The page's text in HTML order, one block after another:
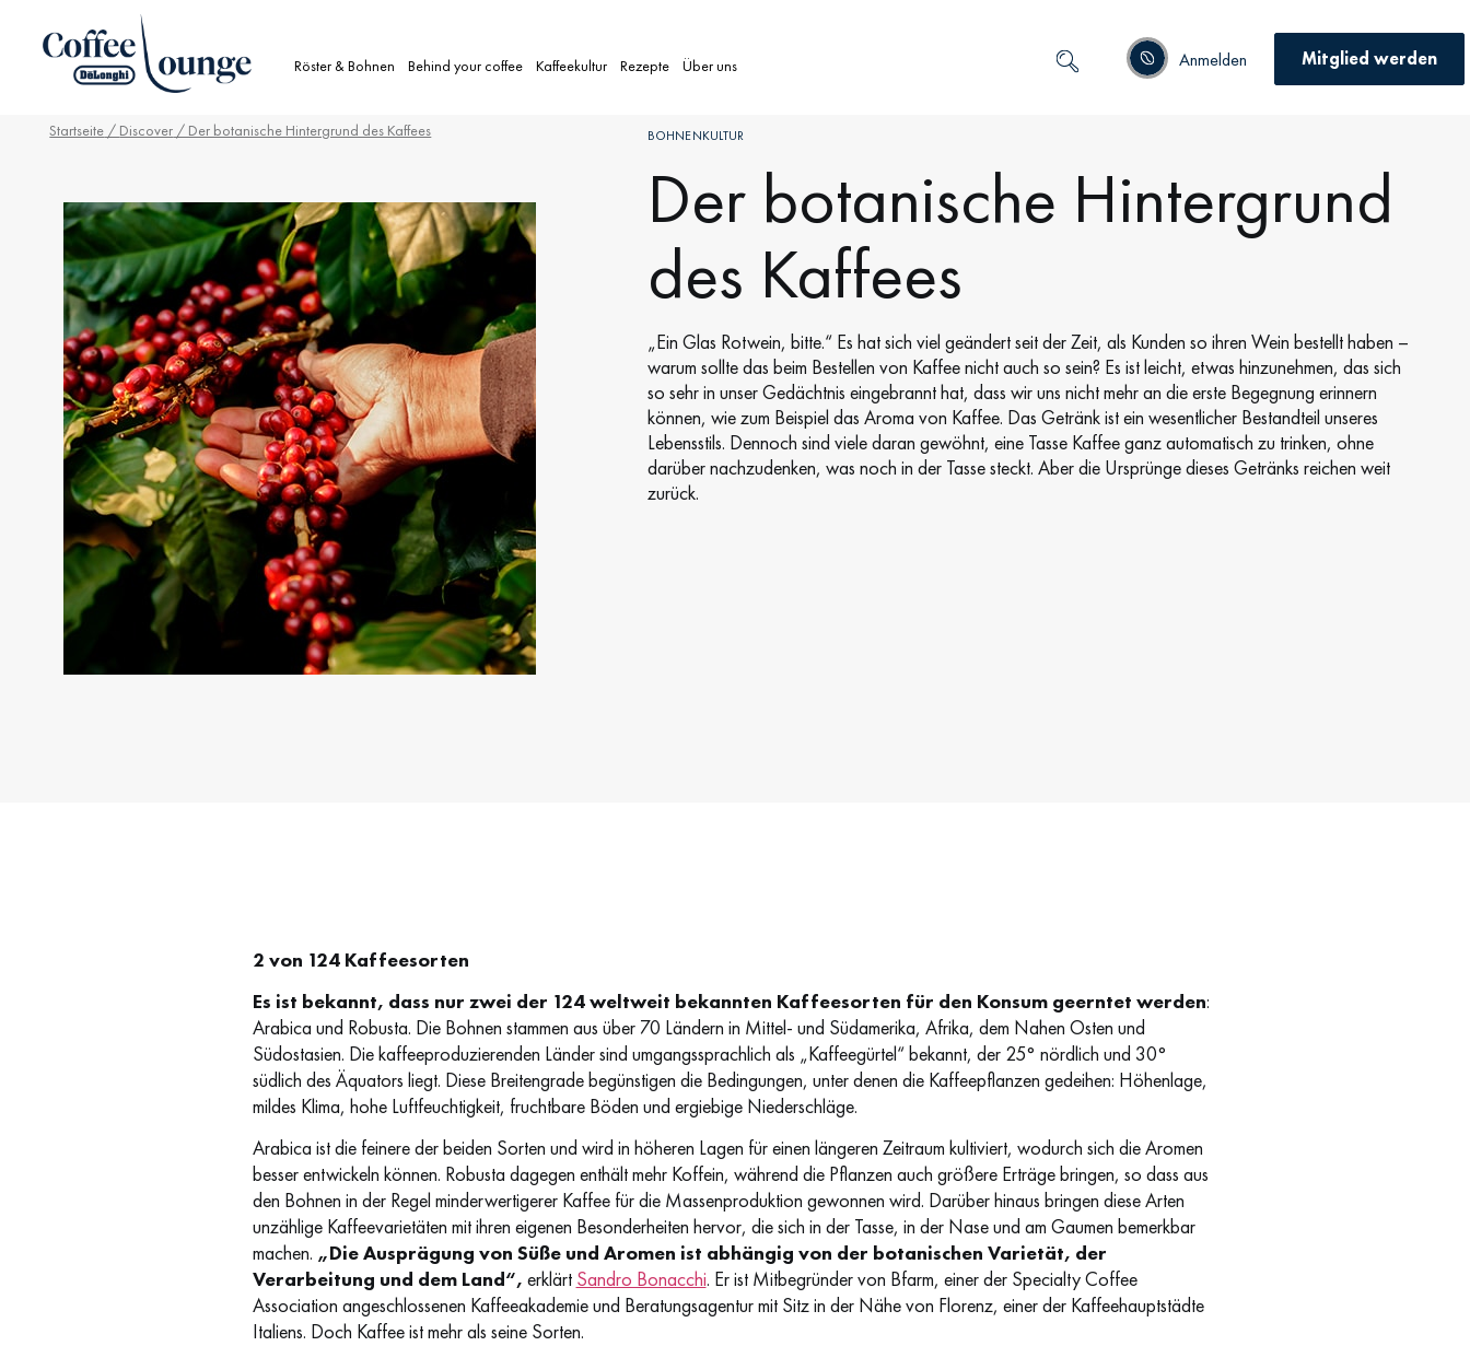
Röster & Bohnen Behind your coffee Kaffeekultur Rezepte Über uns Anmelden Mitglied werden
Startseite / Discover / Der botanische Hintergrund des Kaffees BOHNENKULTUR
Der botanische Hintergrund
des Kaffees
„Ein Glas Rotwein, bitte.“ Es hat sich viel geändert seit der Zeit, als Kunden so ihren Wein bestellt haben –
warum sollte das beim Bestellen von Kaffee nicht auch so sein? Es ist leicht, etwas hinzunehmen, das sich
so sehr in unser Gedächtnis eingebrannt hat, dass wir uns nicht mehr an die erste Begegnung erinnern
können, wie zum Beispiel das Aroma von Kaffee. Das Getränk ist ein wesentlicher Bestandteil unseres
Lebensstils. Dennoch sind viele daran gewöhnt, eine Tasse Kaffee ganz automatisch zu trinken, ohne
darüber nachzudenken, was noch in der Tasse steckt. Aber die Ursprünge dieses Getränks reichen weit
zurück.
2 von 124 Kaffeesorten
Es ist bekannt, dass nur zwei der 124 weltweit bekannten Kaffeesorten für den Konsum geerntet werden:
Arabica und Robusta. Die Bohnen stammen aus über 70 Ländern in Mittel- und Südamerika, Afrika, dem Nahen Osten und
Südostasien. Die kaffeeproduzierenden Länder sind umgangssprachlich als „Kaffeegürtel“ bekannt, der 25° nördlich und 30°
südlich des Äquators liegt. Diese Breitengrade begünstigen die Bedingungen, unter denen die Kaffeepflanzen gedeihen: Höhenlage,
mildes Klima, hohe Luftfeuchtigkeit, fruchtbare Böden und ergiebige Niederschläge.
Arabica ist die feinere der beiden Sorten und wird in höheren Lagen für einen längeren Zeitraum kultiviert, wodurch sich die Aromen
besser entwickeln können. Robusta dagegen enthält mehr Koffein, während die Pflanzen auch größere Erträge bringen, so dass aus
den Bohnen in der Regel minderwertigerer Kaffee für die Massenproduktion gewonnen wird. Darüber hinaus bringen diese Arten
unzählige Kaffeevarietäten mit ihren eigenen Besonderheiten hervor, die sich in der Tasse, in der Nase und am Gaumen bemerkbar
machen. „Die Ausprägung von Süße und Aromen ist abhängig von der botanischen Varietät, der
Verarbeitung und dem Land“, erklärt Sandro Bonacchi. Er ist Mitbegründer von Bfarm, einer der Specialty Coffee
Association angeschlossenen Kaffeeakademie und Beratungsagentur mit Sitz in der Nähe von Florenz, einer der Kaffeehauptstädte
Italiens. Doch Kaffee ist mehr als seine Sorten.